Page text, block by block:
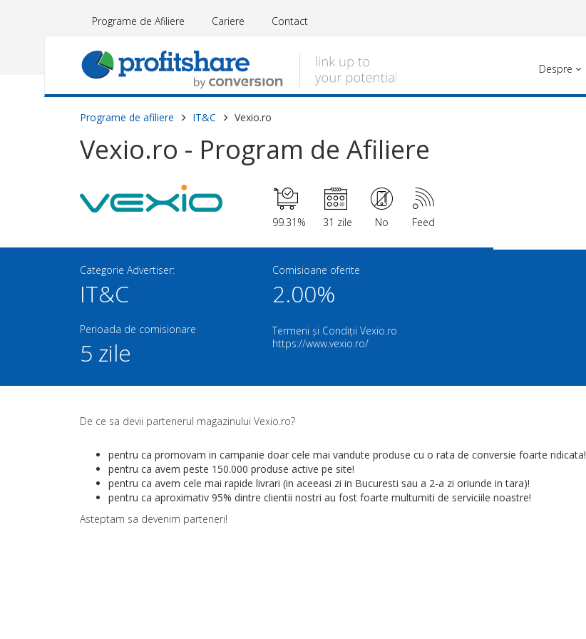
Programe de Afiliere Cariere Contact
Despre
Programe de afiliere IT&C Vexio.ro
Vexio.ro - Program de Afiliere
99.31% 31 zile No Feed
Categorie Advertiser:
IT&C
Perioada de comisionare
5 zile
Comisioane oferite
2.00%
Termeni și Condiții Vexio.ro
https://www.vexio.ro/
De ce sa devii partenerul magazinului Vexio.ro?
pentru ca promovam in campanie doar cele mai vandute produse cu o rata de conversie foarte ridicata!
pentru ca avem peste 150.000 produse active pe site!
pentru ca avem cele mai rapide livrari (in aceeasi zi in Bucuresti sau a 2-a zi oriunde in tara)!
pentru ca aproximativ 95% dintre clientii nostri au fost foarte multumiti de serviciile noastre!
Asteptam sa devenim parteneri!